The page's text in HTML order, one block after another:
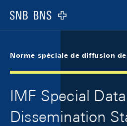
Logo
Norme spéciale de diffusion
IMF Special Data
Dissemination